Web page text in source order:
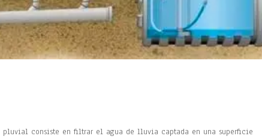
pluvial consiste en filtrar el agua de lluvia captada en una superficie